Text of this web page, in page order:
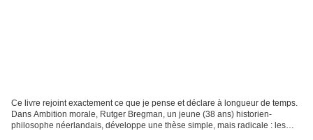
Ce livre rejoint exactement ce que je pense et déclare à longueur de temps.
Dans Ambition morale, Rutger Bregman, un jeune (38 ans) historien-
philosophe néerlandais, développe une thèse simple, mais radicale : les